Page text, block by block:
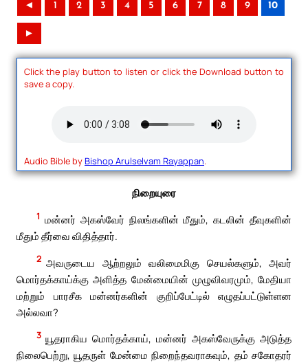
◄ 1 2 3 4 5 6 7 8 9 10
►
Click the play button to listen or click the Download button to
save a copy.
Audio Bible byBishop Arulselvam Rayappan.
நிறையுரை
1 மன்னர் அகஸ்வேர் நிலங்களின் மீதும், கடலின் தீவுகளின்
மீதும் தீர்வை விதித்தார்.
2 அவருடைய ஆற்றலும் வலிமைமிகு செயல்களும், அவர்
மொர்தக்காய்க்கு அளித்த மேன்மையின் முழுவிவரமும், மேதியா
மற்றும் பாரசீக மன்னர்களின் குறிப்பேட்டில் எழுதப்பட்டுள்ளன
அல்லவா?
3 யூதராகிய மொர்தக்காய், மன்னர் அகஸ்வேருக்கு அடுத்த
நிலைபெற்று, யூதருள் மேன்மை நிறைந்தவராகவும், தம் சகோதரர்